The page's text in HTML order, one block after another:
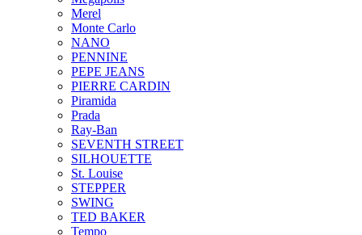
Merel
Monte Carlo
NANO
PENNINE
PEPE JEANS
PIERRE CARDIN
Piramida
Prada
Ray-Ban
SEVENTH STREET
SILHOUETTE
St. Louise
STEPPER
SWING
TED BAKER
Tempo